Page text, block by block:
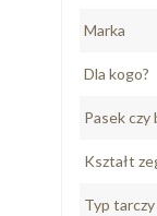
Marka
Dla kogo?
Pasek czy
Kształt
Typ tarczy